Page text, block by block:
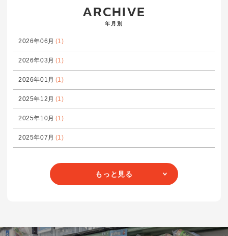
ARCHIVE
年月別
2026年06月 (1)
2026年03月 (1)
2026年01月 (1)
2025年12月 (1)
2025年10月 (1)
2025年07月 (1)
もっと見る